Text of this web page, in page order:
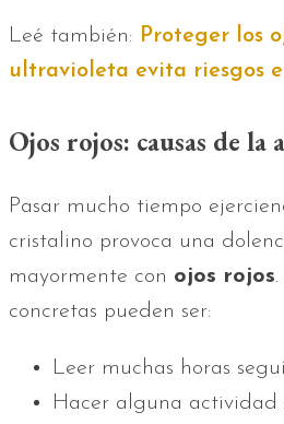
Leé también: Proteger los
ultravioleta evita riesgos
Ojos rojos: causas de la
Pasar mucho tiempo
cristalino provoca una
mayormente con ojos rojos
concretas pueden ser:
Leer muchas horas
Hacer alguna actividad